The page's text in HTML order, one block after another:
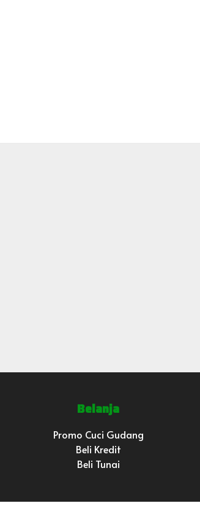
Belanja
Promo Cuci Gudang
Beli Kredit
Beli Tunai